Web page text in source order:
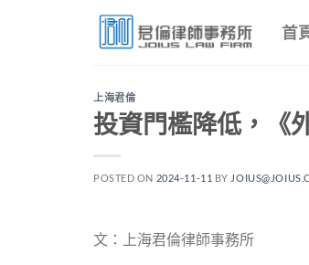
首
上海君倫
投資門檻降低，《
POSTED ON 2024-11-11 BY
文：上海君倫律師事務所